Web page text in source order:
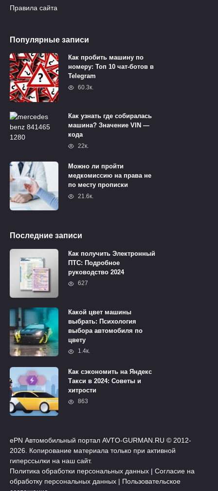
Правила сайта
Популярные записи
Как пробить машину по
номеру: Топ 10 чат-ботов в
Telegram
60.3к.
Как узнать где собиралась
машина? Значение VIN —
кода
22к.
Можно ли пройти
медкомиссию на права не
по месту прописки
21.6к.
Последние записи
Как получить Электронный
ПТС: Подробное
руководство 2024
627
Какой цвет машины
выбрать: Психология
выбора автомобиля по
цвету
1.4к.
Как сэкономить на Яндекс
Такси в 2024: Советы и
хитрости
863
ePN Автомобильный портал AVTO-GURMAN.RU © 2012-
2026. Копирование материала только при активной
гиперссылки на наш сайт.
Политика обработки персональных данных | Согласие на
обработку персональных данных | Пользовательское